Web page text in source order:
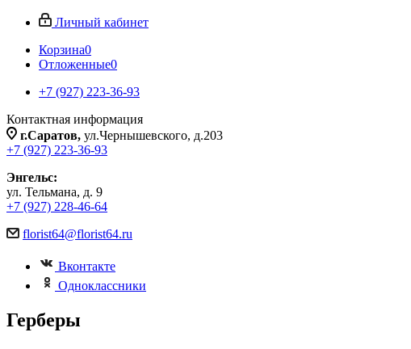
Личный кабинет
Корзина0
Отложенные0
+7 (927) 223-36-93
Контактная информация
г.Саратов, ул.Чернышевского, д.203
+7 (927) 223-36-93
Энгельс:
ул. Тельмана, д. 9
+7 (927) 228-46-64
florist64@florist64.ru
Вконтакте
Одноклассники
Герберы